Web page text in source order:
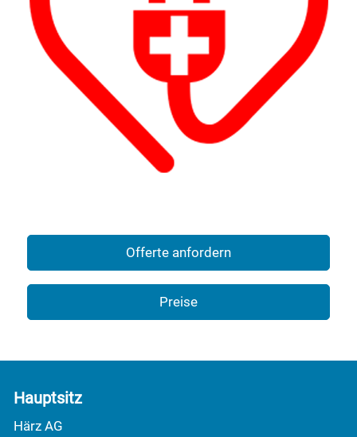
Offerte anfordern
Preise
Hauptsitz
Härz AG